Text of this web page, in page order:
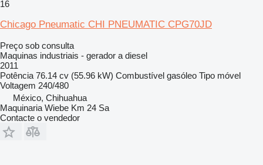
16
Chicago Pneumatic CHI PNEUMATIC CPG70JD
Preço sob consulta
Maquinas industriais - gerador a diesel
2011
Potência 76.14 cv (55.96 kW) Combustível gasóleo Tipo móvel
Voltagem 240/480
México, Chihuahua
Maquinaria Wiebe Km 24 Sa
Contacte o vendedor